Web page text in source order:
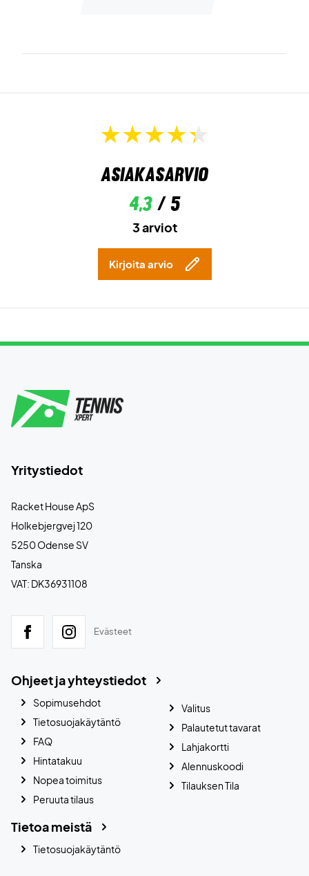
Asiakasarvio
4,3/ 5
3 arviot
Kirjoita arvio
Yritystiedot
Racket House ApS
Holkebjergvej 120
5250 Odense SV
Tanska
VAT: DK36931108
Evästeet
Ohjeet ja yhteystiedot
Sopimusehdot
Tietosuojakäytäntö
FAQ
Hintatakuu
Nopea toimitus
Peruuta tilaus
Valitus
Palautetut tavarat
Lahjakortti
Alennuskoodi
Tilauksen Tila
Tietoa meistä
Tietosuojakäytäntö